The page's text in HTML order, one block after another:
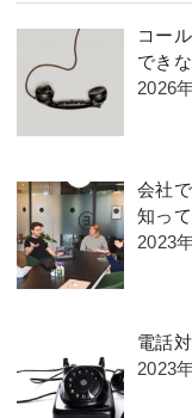
コー
でき
2026
会社
知っ
2023
電話
2023